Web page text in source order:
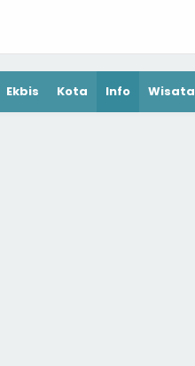
Ekbis Kota Info Wisata